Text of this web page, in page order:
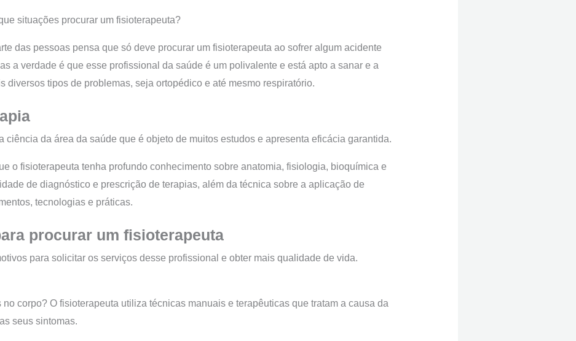
situações procurar um fisioterapeuta?
das pessoas pensa que só deve procurar um fisioterapeuta ao sofrer algum acidente
a verdade é que esse profissional da saúde é um polivalente e está apto a sanar e a
diversos tipos de problemas, seja ortopédico e até mesmo respiratório.
ciência da área da saúde que é objeto de muitos estudos e apresenta eficácia garantida.
o fisioterapeuta tenha profundo conhecimento sobre anatomia, fisiologia, bioquímica e
de diagnóstico e prescrição de terapias, além da técnica sobre a aplicação de
tecnologias e práticas.
procurar um fisioterapeuta
para solicitar os serviços desse profissional e obter mais qualidade de vida.
no corpo? O fisioterapeuta utiliza técnicas manuais e terapêuticas que tratam a causa da
seus sintomas.